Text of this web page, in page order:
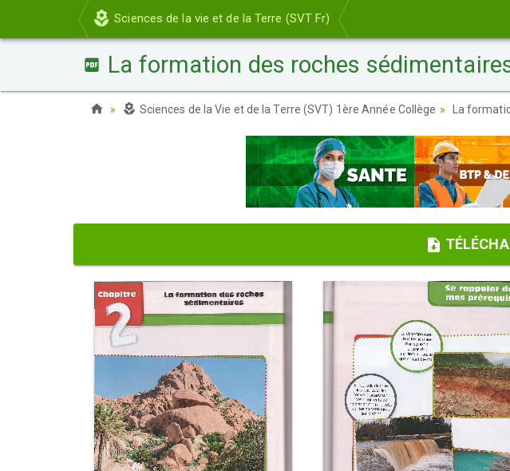
Sciences de la vie et de la Terre (SVT Fr)
La formation des roches
Sciences de la Vie et de la Terre (SVT) 1ère Année Collège La